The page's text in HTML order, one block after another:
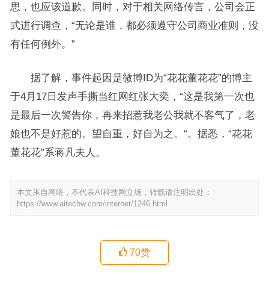
思，也应该道歉。同时，对于相关网络传言，公司会正
式进行调查，“无论是谁，都必须遵守公司商业准则，没
有任何例外。”
据了解，事件起因是微博ID为“花花董花花”的博主
于4月17日发声手撕当红网红张大奕，“这是我第一次也
是最后一次警告你，再来招惹我老公我就不客气了，老
娘也不是好惹的。望自重，好自为之。“。据悉，“花花
董花花”系蒋凡夫人。
本文来自网络，不代表AI科技网立场，转载请注明出处：
https://www.aitechw.com/internet/1246.html
70赞